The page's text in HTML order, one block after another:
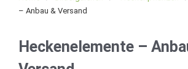
– Anbau & Versand
Heckenelemente –